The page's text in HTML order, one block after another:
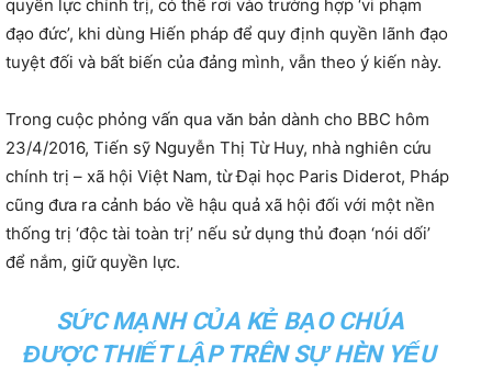
quyền lực chính trị, có thể rơi vào trường hợp ‘vi phạm
đạo đức’, khi dùng Hiến pháp để quy định quyền lãnh đạo
tuyệt đối và bất biến của đảng mình, vẫn theo ý kiến này.
Trong cuộc phỏng vấn qua văn bản dành cho BBC hôm
23/4/2016, Tiến sỹ Nguyễn Thị Từ Huy, nhà nghiên cứu
chính trị – xã hội Việt Nam, từ Đại học Paris Diderot, Pháp
cũng đưa ra cảnh báo về hậu quả xã hội đối với một nền
thống trị ‘độc tài toàn trị’ nếu sử dụng thủ đoạn ‘nói dối’
để nắm, giữ quyền lực.
SỨC MẠNH CỦA KẺ BẠO CHÚA
ĐƯỢC THIẾT LẬP TRÊN SỰ HÈN YẾU